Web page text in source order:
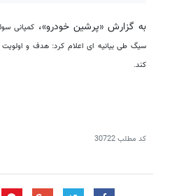
به گزارش «پرشین خودرو»، کمپانی
کند.
کد مطلب30722